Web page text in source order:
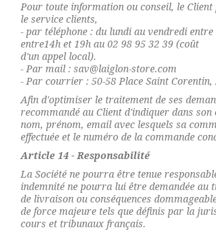
Pour toute information ou conseil, le Client
le service clients,
- par téléphone : du lundi au vendredi entre
entre14h et 19h au 02 98 95 32 39 (coût
d'un appel local).
- Par mail : sav@laiglon-store.com
- Par courrier : 50-58 Place Saint Corentin,
Afin d'optimiser le traitement de ses
recommandé au Client d'indiquer dans
nom, prénom, email avec lesquels sa
effectuée et le numéro de la commande
Article 14 - Responsabilité
La Société ne pourra être tenue
indemnité ne pourra lui être demandée au
de livraison ou conséquences
de force majeure tels que définis par la
cours et tribunaux français.